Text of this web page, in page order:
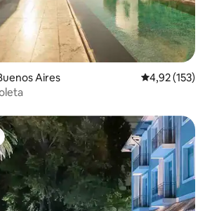
Aires Keskmine
4,92 (153)